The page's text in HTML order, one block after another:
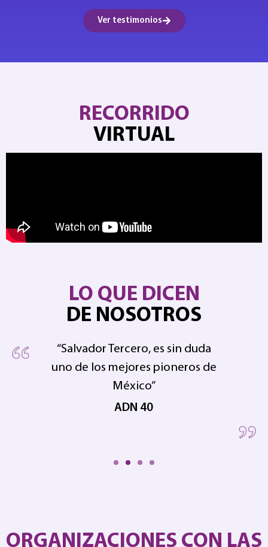
Ver testimonios
RECORRIDO
VIRTUAL
LO QUE DICEN
DE NOSOTROS
“Salvador Tercero, es sin duda
uno de los mejores pioneros de
México”
ADN 40
ORGANIZACIONES CON LAS